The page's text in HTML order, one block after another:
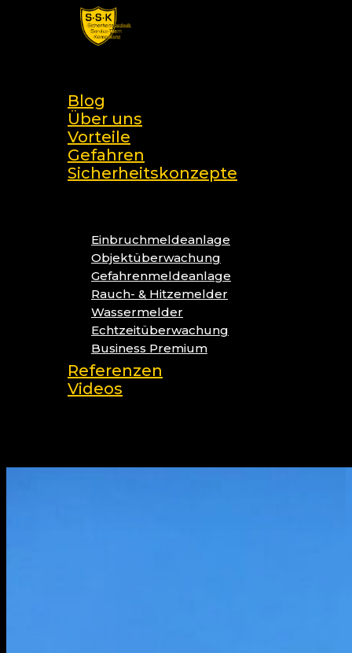
Blog
Über uns
Vorteile
Gefahren
Sicherheitskonzepte
Einbruchmeldeanlage
Objektüberwachung
Gefahrenmeldeanlage
Rauch- & Hitzemelder
Wassermelder
Echtzeitüberwachung
Business Premium
Referenzen
Videos